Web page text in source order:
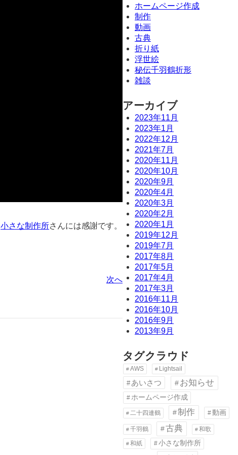
小さな制作所さんには感謝です。
次へ
ホームページ作成
制作
動画
古典
折り紙
浮世絵
秘伝千羽鶴折形
雑談
アーカイブ
2023年11月
2023年1月
2022年12月
2021年7月
2020年11月
2020年10月
2020年9月
2020年4月
2020年3月
2020年2月
2020年1月
2019年12月
2019年7月
2017年8月
2017年5月
2017年4月
2017年3月
2016年11月
2016年10月
2016年9月
2013年9月
タグクラウド
AWS Lightsail
あいさつ お知らせ
ホームページ作成
二十四連鶴 制作 動画
千羽鶴 古典 和歌
和紙 小さな制作所